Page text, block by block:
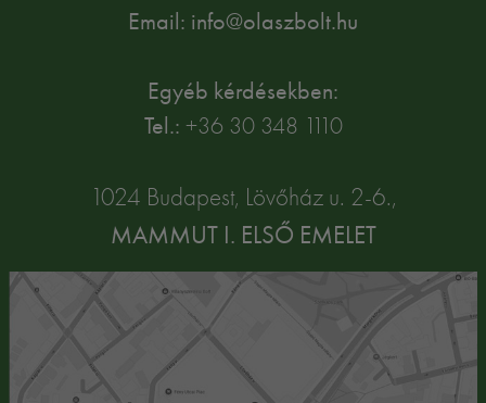
Email: info@olaszbolt.hu
Egyéb kérdésekben:
Tel.: +36 30 348 1110
1024 Budapest, Lövőház u. 2-6.,
MAMMUT I. ELSŐ EMELET